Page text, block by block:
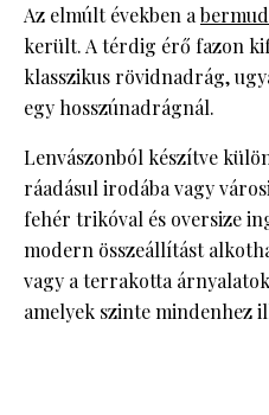
Az elmúlt években a
került. A térdig érő fazon
klasszikus rövidnadrág,
egy hosszúnadrágnál.
Lenvászonból készítve
ráadásul irodába vagy
fehér trikóval és oversize
modern összeállítást
vagy a terrakotta
amelyek szinte mindenhez